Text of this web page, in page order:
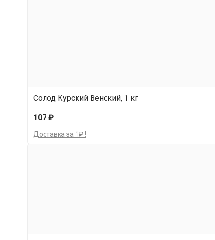
Солод Курский Венский, 1 кг
107 ₽
Доставка за 1₽ !